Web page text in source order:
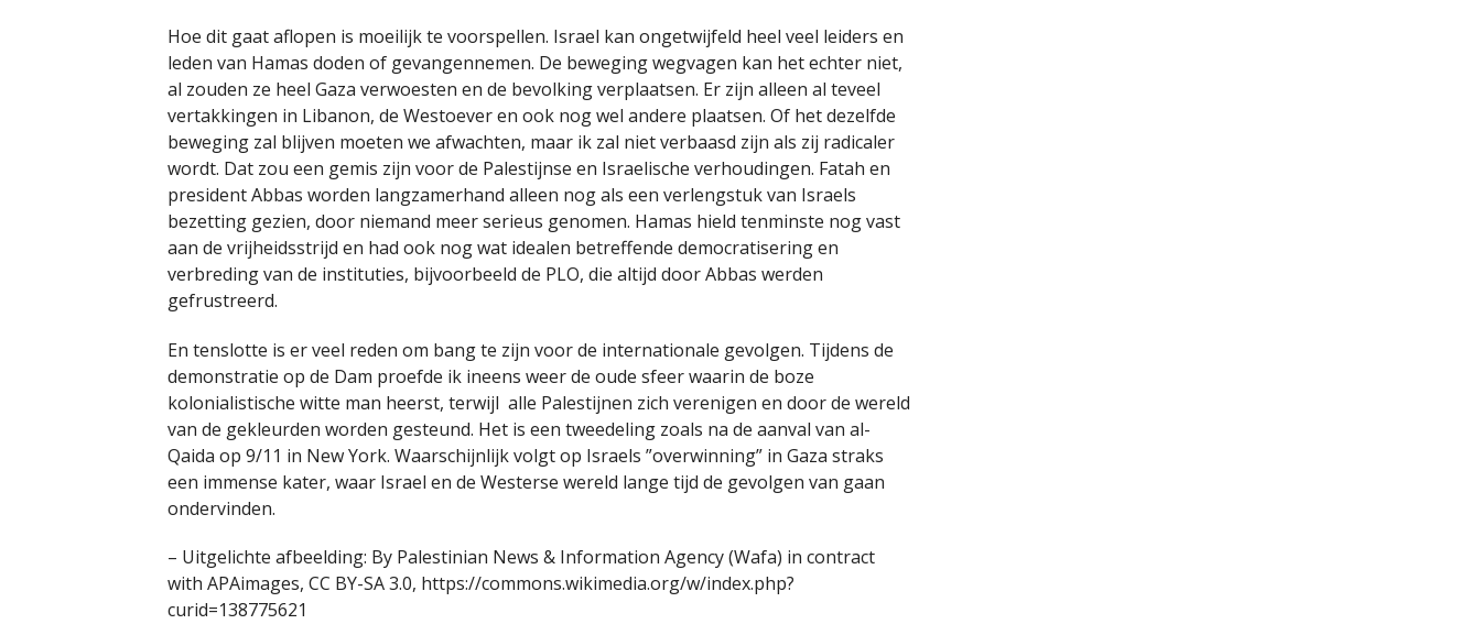
Hoe dit gaat aflopen is moeilijk te voorspellen. Israel kan ongetwijfeld heel veel leiders en
leden van Hamas doden of gevangennemen. De beweging wegvagen kan het echter niet,
al zouden ze heel Gaza verwoesten en de bevolking verplaatsen. Er zijn alleen al teveel
vertakkingen in Libanon, de Westoever en ook nog wel andere plaatsen. Of het dezelfde
beweging zal blijven moeten we afwachten, maar ik zal niet verbaasd zijn als zij radicaler
wordt. Dat zou een gemis zijn voor de Palestijnse en Israelische verhoudingen. Fatah en
president Abbas worden langzamerhand alleen nog als een verlengstuk van Israels
bezetting gezien, door niemand meer serieus genomen. Hamas hield tenminste nog vast
aan de vrijheidsstrijd en had ook nog wat idealen betreffende democratisering en
verbreding van de instituties, bijvoorbeeld de PLO, die altijd door Abbas werden
gefrustreerd.
En tenslotte is er veel reden om bang te zijn voor de internationale gevolgen. Tijdens de
demonstratie op de Dam proefde ik ineens weer de oude sfeer waarin de boze
kolonialistische witte man heerst, terwijl alle Palestijnen zich verenigen en door de wereld
van de gekleurden worden gesteund. Het is een tweedeling zoals na de aanval van al-
Qaida op 9/11 in New York. Waarschijnlijk volgt op Israels ”overwinning” in Gaza straks
een immense kater, waar Israel en de Westerse wereld lange tijd de gevolgen van gaan
ondervinden.
– Uitgelichte afbeelding: By Palestinian News & Information Agency (Wafa) in contract
with APAimages, CC BY-SA 3.0, https://commons.wikimedia.org/w/index.php?
curid=138775621